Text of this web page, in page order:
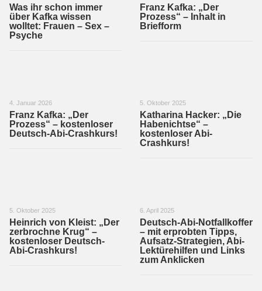
Was ihr schon immer
über Kafka wissen
wolltet: Frauen – Sex –
Psyche
Franz Kafka: „Der
Prozess“ – Inhalt in
Briefform
4. Januar 2026
Franz Kafka: „Der
Prozess“ – kostenloser
Deutsch-Abi-Crashkurs!
5. Oktober 2025
Katharina Hacker: „Die
Habenichtse“ –
kostenloser Abi-
Crashkurs!
5. Oktober 2025
Heinrich von Kleist: „Der
zerbrochne Krug“ –
kostenloser Deutsch-
Abi-Crashkurs!
6. April 2025
Deutsch-Abi-Notfallkoffer
– mit erprobten Tipps,
Aufsatz-Strategien, Abi-
Lektürehilfen und Links
zum Anklicken